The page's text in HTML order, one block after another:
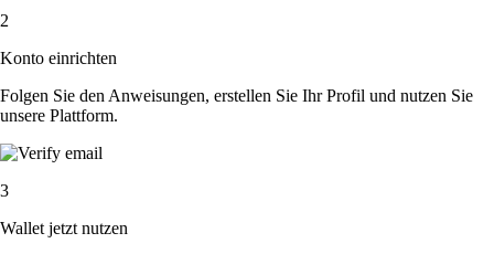
2
Konto einrichten
Folgen Sie den Anweisungen, erstellen Sie Ihr Profil und nutzen Sie
unsere Plattform.
3
Wallet jetzt nutzen